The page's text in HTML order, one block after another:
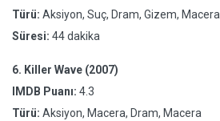
Türü: Aksiyon, Suç, Dram, Gizem, Macera
Süresi: 44 dakika
6. Killer Wave (2007)
IMDB Puanı: 4.3
Türü: Aksiyon, Macera, Dram, Macera